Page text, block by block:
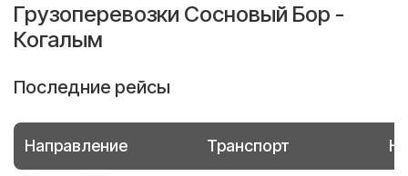
Грузоперевозки Сосновый Бор -
Когалым
Последние рейсы
Направление Транспорт